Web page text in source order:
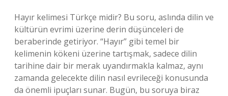
Hayır kelimesi Türkçe midir? Bu soru, aslında dilin ve
kültürün evrimi üzerine derin düşünceleri de
beraberinde getiriyor. “Hayır” gibi temel bir
kelimenin kökeni üzerine tartışmak, sadece dilin
tarihine dair bir merak uyandırmakla kalmaz, aynı
zamanda gelecekte dilin nasıl evrileceği konusunda
da önemli ipuçları sunar. Bugün, bu soruya biraz